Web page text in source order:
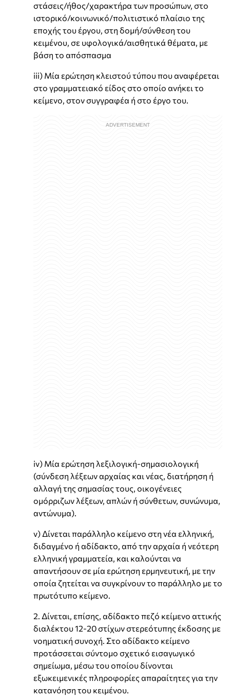
στάσεις/ήθος/χαρακτήρα των προσώπων, στο
ιστορικό/κοινωνικό/πολιτιστικό πλαίσιο της
εποχής του έργου, στη δομή/σύνθεση του
κειμένου, σε υφολογικά/αισθητικά θέματα, με
βάση το απόσπασμα
iii) Μία ερώτηση κλειστού τύπου που αναφέρεται
στο γραμματειακό είδος στο οποίο ανήκει το
κείμενο, στον συγγραφέα ή στο έργο του.
iv) Μία ερώτηση λεξιλογική-σημασιολογική
(σύνδεση λέξεων αρχαίας και νέας, διατήρηση ή
αλλαγή της σημασίας τους, οικογένειες
ομόρριζων λέξεων, απλών ή σύνθετων, συνώνυμα,
αντώνυμα).
v) Δίνεται παράλληλο κείμενο στη νέα ελληνική,
διδαγμένο ή αδίδακτο, από την αρχαία ή νεότερη
ελληνική γραμματεία, και καλούνται να
απαντήσουν σε μία ερώτηση ερμηνευτική, με την
οποία ζητείται να συγκρίνουν το παράλληλο με το
πρωτότυπο κείμενο.
2. Δίνεται, επίσης, αδίδακτο πεζό κείμενο αττικής
διαλέκτου 12-20 στίχων στερεότυπης έκδοσης με
νοηματική συνοχή. Στο αδίδακτο κείμενο
προτάσσεται σύντομο σχετικό εισαγωγικό
σημείωμα, μέσω του οποίου δίνονται
εξωκειμενικές πληροφορίες απαραίτητες για την
κατανόηση του κειμένου.